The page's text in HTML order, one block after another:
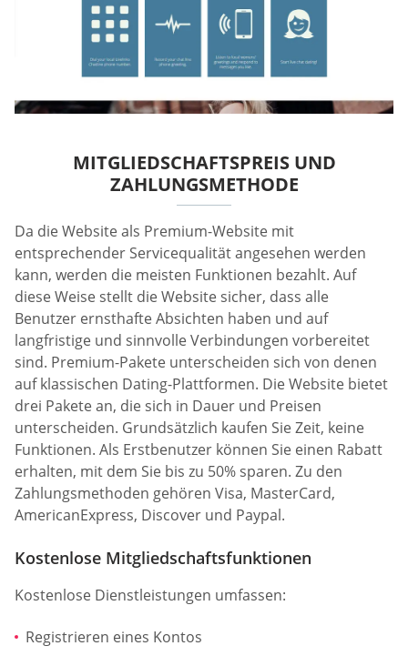
MITGLIEDSCHAFTSPREIS UND
ZAHLUNGSMETHODE
Da die Website als Premium-Website mit
entsprechender Servicequalität angesehen werden
kann, werden die meisten Funktionen bezahlt. Auf
diese Weise stellt die Website sicher, dass alle
Benutzer ernsthafte Absichten haben und auf
langfristige und sinnvolle Verbindungen vorbereitet
sind. Premium-Pakete unterscheiden sich von denen
auf klassischen Dating-Plattformen. Die Website bietet
drei Pakete an, die sich in Dauer und Preisen
unterscheiden. Grundsätzlich kaufen Sie Zeit, keine
Funktionen. Als Erstbenutzer können Sie einen Rabatt
erhalten, mit dem Sie bis zu 50% sparen. Zu den
Zahlungsmethoden gehören Visa, MasterCard,
AmericanExpress, Discover und Paypal.
Kostenlose Mitgliedschaftsfunktionen
Kostenlose Dienstleistungen umfassen:
Registrieren eines Kontos